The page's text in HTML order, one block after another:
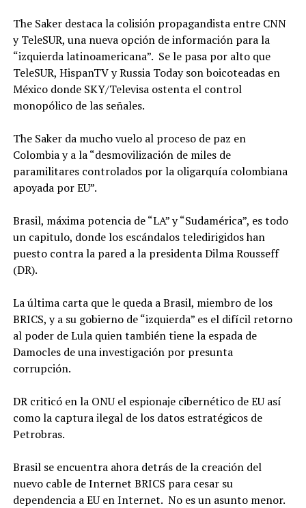
The Saker destaca la colisión propagandista entre CNN
y TeleSUR, una nueva opción de información para la
“izquierda latinoamericana”. Se le pasa por alto que
TeleSUR, HispanTV y Russia Today son boicoteadas en
México donde SKY/Televisa ostenta el control
monopólico de las señales.
The Saker da mucho vuelo al proceso de paz en
Colombia y a la “desmovilización de miles de
paramilitares controlados por la oligarquía colombiana
apoyada por EU”.
Brasil, máxima potencia de “LA” y “Sudamérica”, es todo
un capitulo, donde los escándalos teledirigidos han
puesto contra la pared a la presidenta Dilma Rousseff
(DR).
La última carta que le queda a Brasil, miembro de los
BRICS, y a su gobierno de “izquierda” es el difícil retorno
al poder de Lula quien también tiene la espada de
Damocles de una investigación por presunta
corrupción.
DR criticó en la ONU el espionaje cibernético de EU así
como la captura ilegal de los datos estratégicos de
Petrobras.
Brasil se encuentra ahora detrás de la creación del
nuevo cable de Internet BRICS para cesar su
dependencia a EU en Internet. No es un asunto menor.